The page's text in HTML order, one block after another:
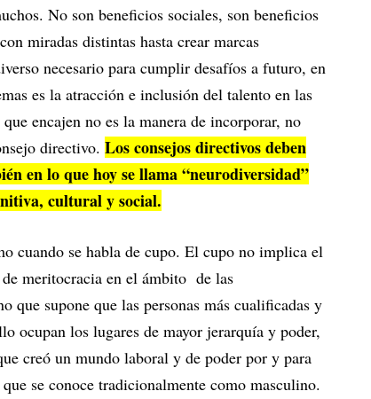
No son beneficios sociales, son beneficios
miradas distintas hasta crear marcas
necesario para cumplir desafíos a futuro, en
es la atracción e inclusión del talento en las
encajen no es la manera de incorporar, no
directivo. Los consejos directivos deben
en lo que hoy se llama “neurodiversidad”
cultural y social.
cuando se habla de cupo. El cupo no implica el
meritocracia en el ámbito de las
que supone que las personas más cualificadas y
ocupan los lugares de mayor jerarquía y poder,
creó un mundo laboral y de poder por y para
se conoce tradicionalmente como masculino.